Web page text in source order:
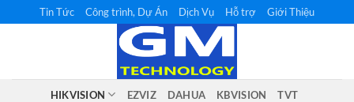
qua
Tin Tức Công trình, Dự Án Dịch Vụ Hỗ trợ Giới Thiệu
HIKVISION EZVIZ DAHUA KBVISION TVT